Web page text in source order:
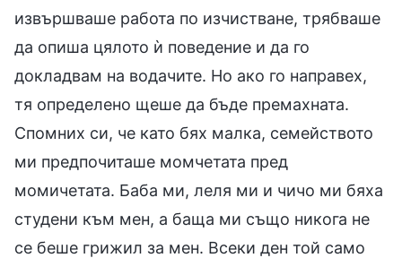
извършваше работа по изчистване, трябваше
да опиша цялото ѝ поведение и да го
докладвам на водачите. Но ако го направех,
тя определено щеше да бъде премахната.
Спомних си, че като бях малка, семейството
ми предпочиташе момчетата пред
момичетата. Баба ми, леля ми и чичо ми бяха
студени към мен, а баща ми също никога не
се беше грижил за мен. Всеки ден той само